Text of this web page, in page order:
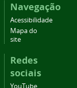
Navegação
Acessibilidade
Mapa do
site
Redes
sociais
YouTube